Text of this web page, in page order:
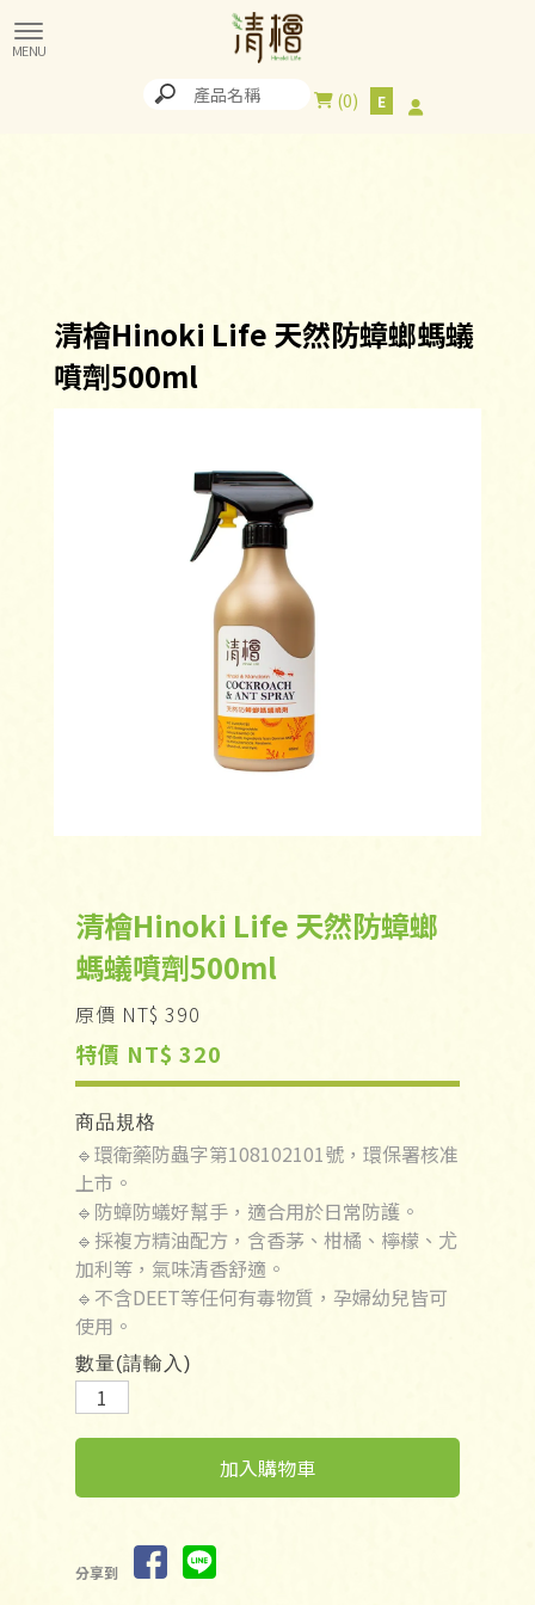
0
清檜Hinoki Life 天然防蟑螂螞蟻
噴劑500ml
清檜Hinoki Life 天然防蟑螂
螞蟻噴劑500ml
原價 NT$ 390
特價 NT$ 320
商品規格
🔹環衛藥防蟲字第108102101號，環保署核准
上市。
🔹防蟑防蟻好幫手，適合用於日常防護。
🔹採複方精油配方，含香茅、柑橘、檸檬、尤
加利等，氣味清香舒適。
🔹不含DEET等任何有毒物質，孕婦幼兒皆可
使用。
數量(請輸入)
加入購物車
分享到